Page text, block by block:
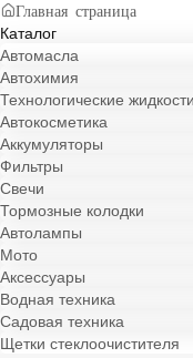
Главная страница
Каталог
Автомасла
Автохимия
Технологические жидкости
Автокосметика
Аккумуляторы
Фильтры
Свечи
Тормозные колодки
Автолампы
Мото
Аксессуары
Водная техника
Садовая техника
Щетки стеклоочистителя